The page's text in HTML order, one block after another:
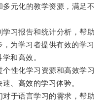
元化的教学资源，满足不
习报告和统计分析，帮助
为学习者提供有效的学习
和高效。
性化学习资源和高效学习
、高效的学习体验。
于语言学习的需求，帮助